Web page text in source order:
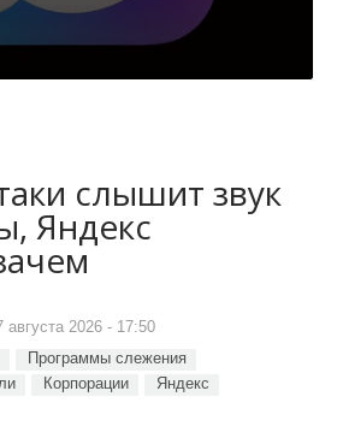
слышит звук
Яндекс
августа 2026 - 17:50
Программы слежения
Корпорации Яндекс